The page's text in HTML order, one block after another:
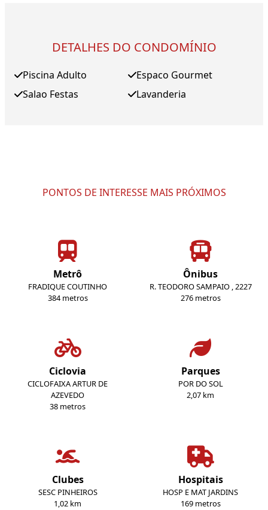
DETALHES DO CONDOMÍNIO
Piscina Adulto
Salao Festas
Espaco Gourmet
Lavanderia
PONTOS DE INTERESSE MAIS PRÓXIMOS
Metrô
FRADIQUE COUTINHO
384 metros
Ônibus
R. TEODORO SAMPAIO , 2227
276 metros
Ciclovia
CICLOFAIXA ARTUR DE
AZEVEDO
38 metros
Parques
POR DO SOL
2,07 km
Clubes
SESC PINHEIROS
1,02 km
Hospitais
HOSP E MAT JARDINS
169 metros